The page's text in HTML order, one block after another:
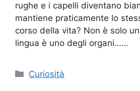
rughe e i capelli diventano
mantiene praticamente lo
corso della vita? Non è solo
lingua è uno degli organi……
Categorie
Curiosità